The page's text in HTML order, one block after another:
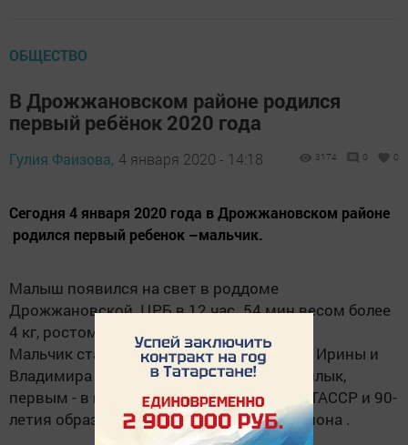
ОБЩЕСТВО
В Дрожжановском районе родился
первый ребёнок 2020 года
Гулия Фаизова, 4 января 2020 - 14:18 3174 0 0
Сегодня 4 января 2020 года в Дрожжановском районе
родился первый ребенок –мальчик.
Малыш появился на свет в роддоме
Дрожжановской ЦРБ в 12 час. 54 мин весом более
4 кг, ростом 56 см.
Мальчик стал третьим ребенком в семье Ирины и
Владимира Юдиных из села Алешкин-Саплык,
первым - в год празднования 100-летия ТАССР и 90-
летия образования Дрожжановского района .